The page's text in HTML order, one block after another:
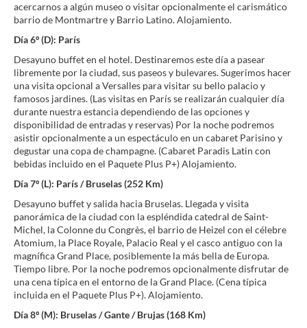
acercarnos a algún museo o visitar opcionalmente el carismático
barrio de Montmartre y Barrio Latino. Alojamiento.
Día 6º (D): París
Desayuno buffet en el hotel. Destinaremos este día a pasear
libremente por la ciudad, sus paseos y bulevares. Sugerimos hacer
una visita opcional a Versalles para visitar su bello palacio y
famosos jardines. (Las visitas en París se realizarán cualquier día
durante nuestra estancia dependiendo de las opciones y
disponibilidad de entradas y reservas) Por la noche podremos
asistir opcionalmente a un espectáculo en un cabaret Parisino y
degustar una copa de champagne. (Cabaret Paradis Latin con
bebidas incluido en el Paquete Plus P+) Alojamiento.
Día 7º (L): París / Bruselas (252 Km)
Desayuno buffet y salida hacia Bruselas. Llegada y visita
panorámica de la ciudad con la espléndida catedral de Saint-
Michel, la Colonne du Congrès, el barrio de Heizel con el célebre
Atomium, la Place Royale, Palacio Real y el casco antiguo con la
magnífica Grand Place, posiblemente la más bella de Europa.
Tiempo libre. Por la noche podremos opcionalmente disfrutar de
una cena típica en el entorno de la Grand Place. (Cena típica
incluida en el Paquete Plus P+). Alojamiento.
Día 8º (M): Bruselas / Gante / Brujas (168 Km)